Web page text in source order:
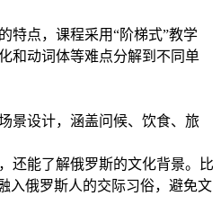
特点，课程采用“阶梯式”教学
和动词体等难点分解到不同单
景设计，涵盖问候、饮食、旅
还能了解俄罗斯的文化背景。比
入俄罗斯人的交际习俗，避免文